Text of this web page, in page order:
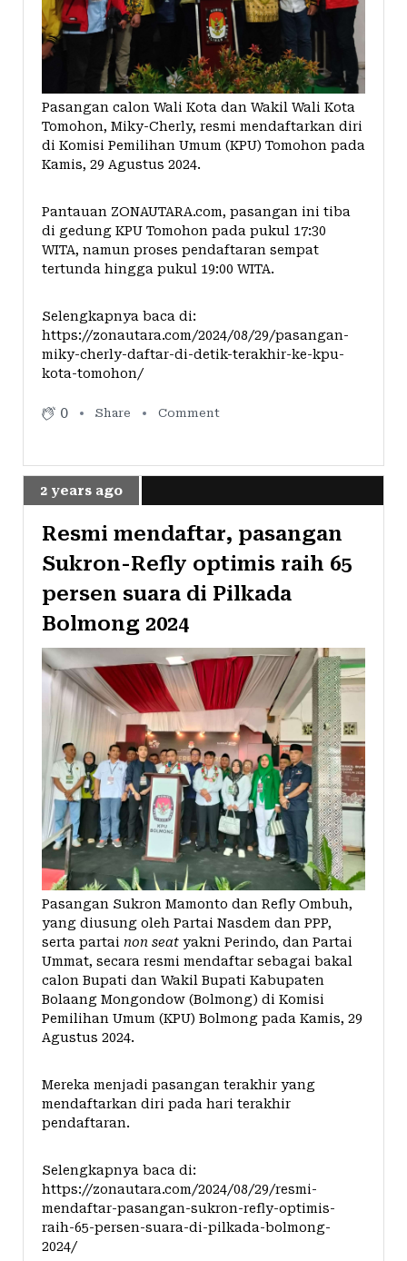
Pasangan calon Wali Kota dan Wakil Wali Kota
Tomohon, Miky-Cherly, resmi mendaftarkan diri
di Komisi Pemilihan Umum (KPU) Tomohon pada
Kamis, 29 Agustus 2024.
Pantauan ZONAUTARA.com, pasangan ini tiba
di gedung KPU Tomohon pada pukul 17:30
WITA, namun proses pendaftaran sempat
tertunda hingga pukul 19:00 WITA.
Selengkapnya baca di:
https://zonautara.com/2024/08/29/pasangan-
miky-cherly-daftar-di-detik-terakhir-ke-kpu-
kota-tomohon/
0 Share Comment
2 years ago
Resmi mendaftar, pasangan
Sukron-Refly optimis raih 65
persen suara di Pilkada
Bolmong 2024
Pasangan Sukron Mamonto dan Refly Ombuh,
yang diusung oleh Partai Nasdem dan PPP,
serta partai non seat yakni Perindo, dan Partai
Ummat, secara resmi mendaftar sebagai bakal
calon Bupati dan Wakil Bupati Kabupaten
Bolaang Mongondow (Bolmong) di Komisi
Pemilihan Umum (KPU) Bolmong pada Kamis, 29
Agustus 2024.
Mereka menjadi pasangan terakhir yang
mendaftarkan diri pada hari terakhir
pendaftaran.
Selengkapnya baca di:
https://zonautara.com/2024/08/29/resmi-
mendaftar-pasangan-sukron-refly-optimis-
raih-65-persen-suara-di-pilkada-bolmong-
2024/